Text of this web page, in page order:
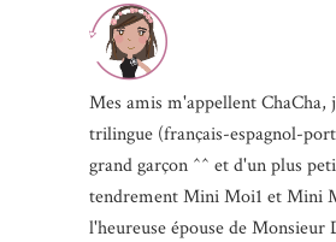
Mes amis m'appellent ChaCha,
trilingue (français-espagnol-
grand garçon ^^ et d'un plus
tendrement Mini Moi1 et Mini
l'heureuse épouse de Monsieur